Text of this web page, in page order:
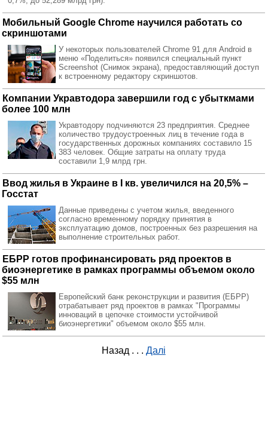
Мобильный Google Chrome научился работать со
скриншотами
У некоторых пользователей Chrome 91 для Android в
меню «Поделиться» появился специальный пункт
Screenshot (Снимок экрана), предоставляющий доступ
к встроенному редактору скриншотов.
Компании Укравтодора завершили год с убыткмами
более 100 млн
Укравтодору подчиняются 23 предприятия. Среднее
количество трудоустроенных лиц в течение года в
государственных дорожных компаниях составило 15
383 человек. Общие затраты на оплату труда
составили 1,9 млрд грн.
Ввод жилья в Украине в I кв. увеличился на 20,5% –
Госстат
Данные приведены с учетом жилья, введенного
согласно временному порядку принятия в
эксплуатацию домов, построенных без разрешения на
выполнение строительных работ.
ЕБРР готов профинансировать ряд проектов в
биоэнергетике в рамках программы объемом около
$55 млн
Европейский банк реконструкции и развития (ЕБРР)
отрабатывает ряд проектов в рамках "Программы
инноваций в цепочке стоимости устойчивой
биоэнергетики" объемом около $55 млн.
Назад . . . Далі